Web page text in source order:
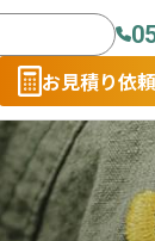
お見積り依頼